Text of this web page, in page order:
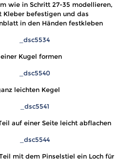
wie in Schritt 27-35 modellieren,
Kleber befestigen und das
in den Händen festkleben
Kugel formen
leichten Kegel
auf einer Seite leicht abflachen
mit dem Pinselstiel ein Loch für